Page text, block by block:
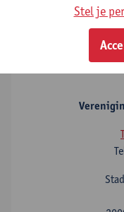
Blijf op de hoogte
Stel je